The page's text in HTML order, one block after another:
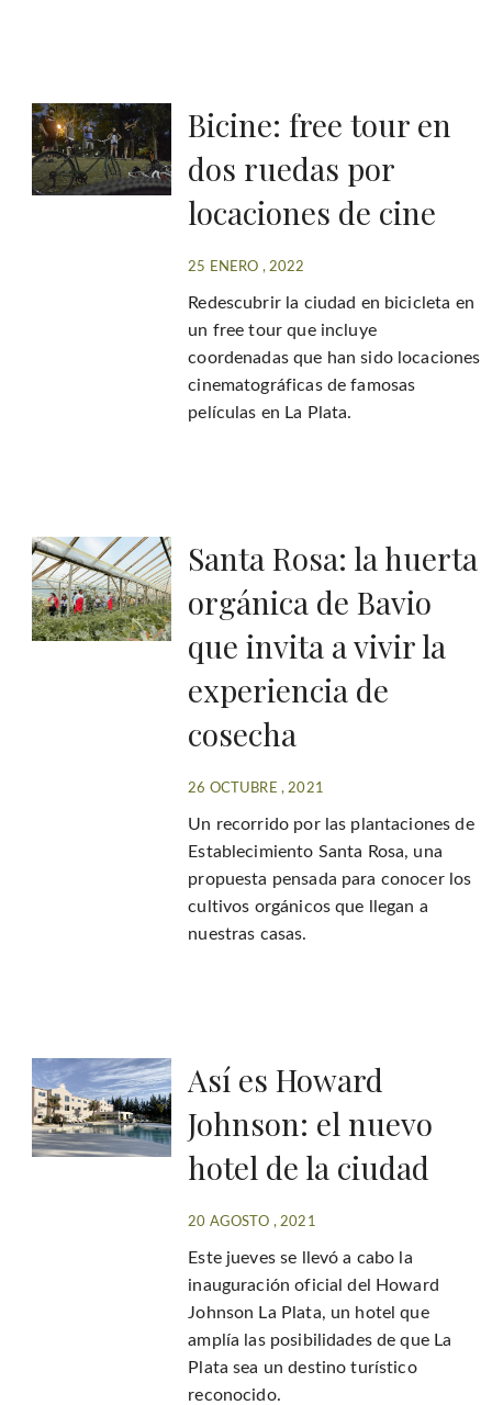
Bicine: free tour en
dos ruedas por
locaciones de cine
25 ENERO , 2022
Redescubrir la ciudad en bicicleta en
un free tour que incluye
coordenadas que han sido locaciones
cinematográficas de famosas
películas en La Plata.
Santa Rosa: la huerta
orgánica de Bavio
que invita a vivir la
experiencia de
cosecha
26 OCTUBRE , 2021
Un recorrido por las plantaciones de
Establecimiento Santa Rosa, una
propuesta pensada para conocer los
cultivos orgánicos que llegan a
nuestras casas.
Así es Howard
Johnson: el nuevo
hotel de la ciudad
20 AGOSTO , 2021
Este jueves se llevó a cabo la
inauguración oficial del Howard
Johnson La Plata, un hotel que
amplía las posibilidades de que La
Plata sea un destino turístico
reconocido.